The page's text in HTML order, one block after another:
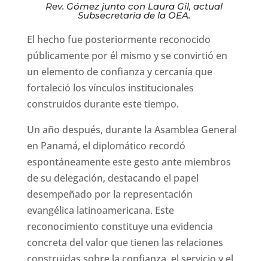
Rev. Gómez junto con Laura Gil, actual
Subsecretaria de la OEA.
El hecho fue posteriormente reconocido
públicamente por él mismo y se convirtió en
un elemento de confianza y cercanía que
fortaleció los vínculos institucionales
construidos durante este tiempo.
Un año después, durante la Asamblea General
en Panamá, el diplomático recordó
espontáneamente este gesto ante miembros
de su delegación, destacando el papel
desempeñado por la representación
evangélica latinoamericana. Este
reconocimiento constituye una evidencia
concreta del valor que tienen las relaciones